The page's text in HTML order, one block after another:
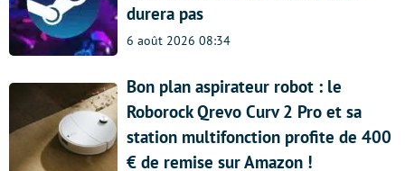
durera pas
6 août 2026 08:34
Bon plan aspirateur robot : le
Roborock Qrevo Curv 2 Pro et sa
station multifonction profite de 400
€ de remise sur Amazon !